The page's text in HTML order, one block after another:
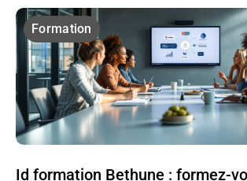
Formation
Id formation Bethune : formez-